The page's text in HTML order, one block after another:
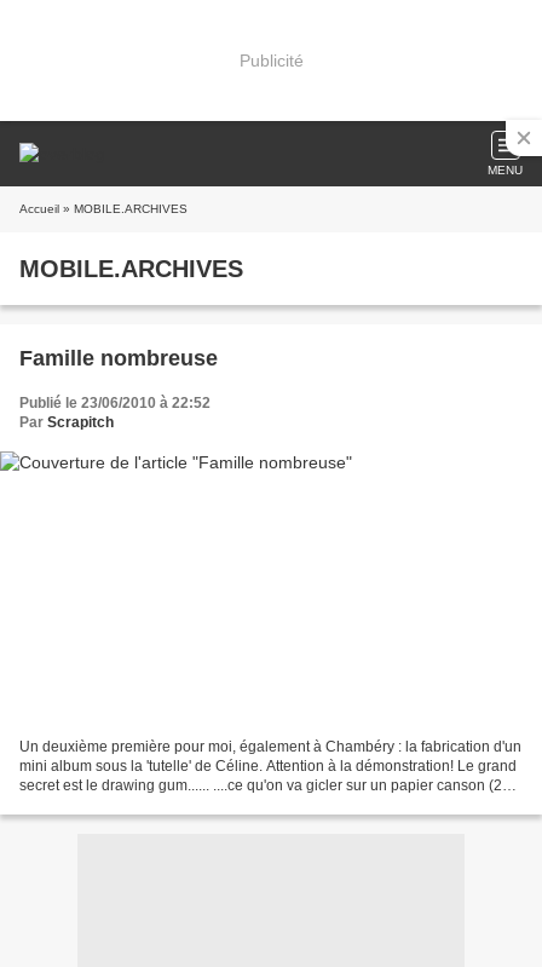
Publicité
MENU
Accueil » MOBILE.ARCHIVES
MOBILE.ARCHIVES
Famille nombreuse
Publié le 23/06/2010 à 22:52
Par Scrapitch
Un deuxième première pour moi, également à Chambéry : la fabrication d'un
mini album sous la 'tutelle' de Céline. Attention à la démonstration! Le grand
secret est le drawing gum...... ....ce qu'on va gicler sur un papier canson (224